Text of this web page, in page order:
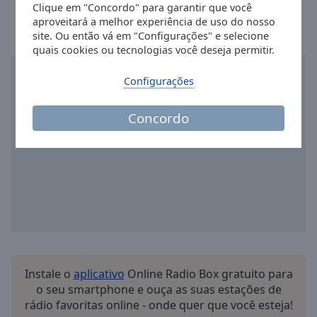
Clique em "Concordo" para garantir que você
aproveitará a melhor experiência de uso do nosso
site. Ou então vá em "Configurações" e selecione
quais cookies ou tecnologias você deseja permitir.
Concordo
Configurações
window.
Instale o aplicativo Online Radio Box gratuito para
o seu smartphone e ouça as suas estações de
rádio favoritas online - onde quer que você esteja!